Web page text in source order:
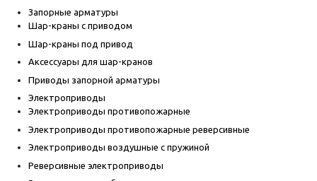
Запорные арматуры
Шар-краны с приводом
Шар-краны под привод
Аксессуары для шар-кранов
Приводы запорной арматуры
Электроприводы
Электроприводы противопожарные
Электроприводы противопожарные реверсивные
Электроприводы воздушные с пружиной
Реверсивные электроприводы